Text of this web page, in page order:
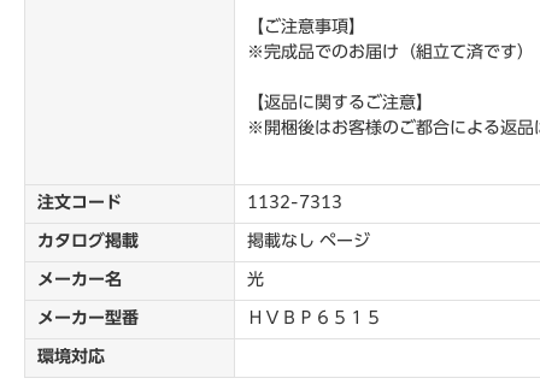
【ご注意事項】
※完成品でのお届け（組立て済です）
【返品に関するご注意】
※開梱後はお客様のご都合による返品
注文コード 1132-7313
カタログ掲載 掲載なし ページ
メーカー名 光
メーカー型番 ＨＶＢＰ６５１５
環境対応